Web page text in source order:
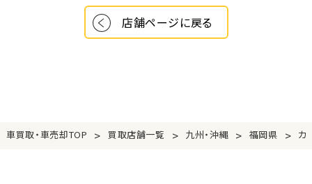
店舗ページに戻る
車買取・車売却TOP > 買取店舗一覧 > 九州・沖縄 > 福岡県 > カ